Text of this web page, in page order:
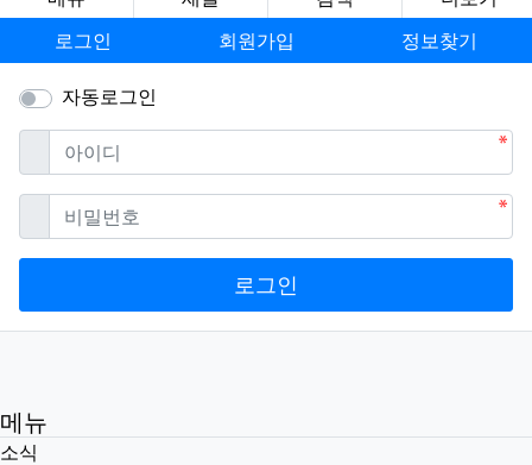
로그인
회원가입 정보찾기
자동로그인
아이디필수
비밀번호필수
로그인
메뉴
소식